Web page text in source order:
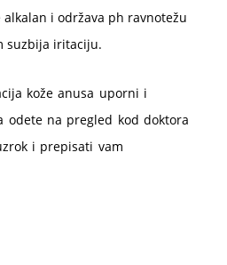
i održava ph ravnotežu
suzbija iritaciju.
kože anusa uporni i
odete na pregled kod doktora
i prepisati vam